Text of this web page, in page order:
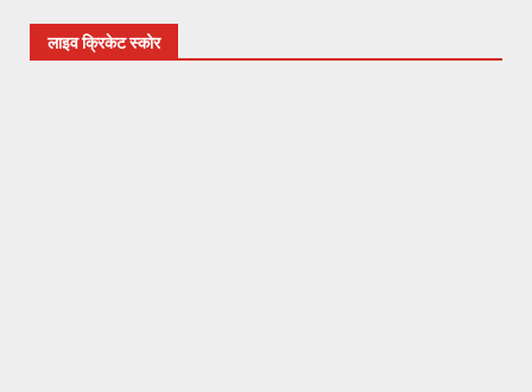
लाइव क्रिकेट स्कोर